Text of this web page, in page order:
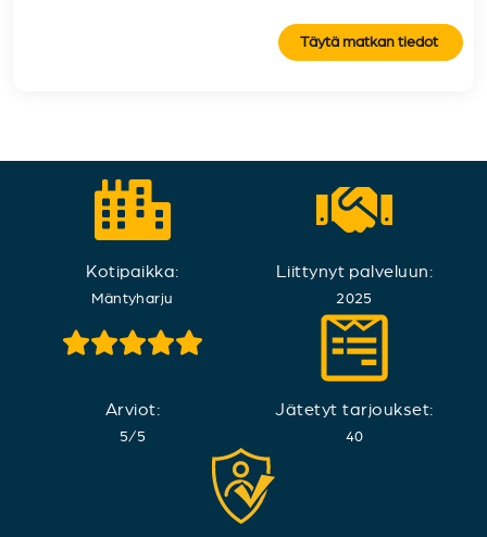
Täytä matkan tiedot
Kotipaikka:
Mäntyharju
Liittynyt palveluun:
2025
Arviot:
5/5
Jätetyt tarjoukset:
40